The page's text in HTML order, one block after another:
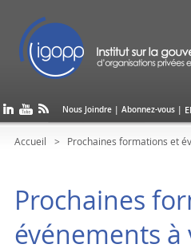
Nous Joindre |Abonnez-vous |
Accueil Prochaines formations et
Prochaines
événements à